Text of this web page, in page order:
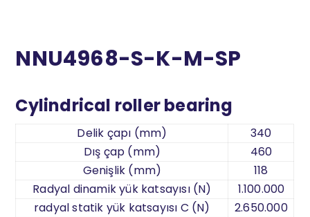
NNU4968-S-K-M-SP
Cylindrical roller bearing
Delik çapı (mm)
340
Dış çap (mm)
460
Genişlik (mm)
118
Radyal dinamik yük katsayısı (N)
1.100.000
radyal statik yük katsayısı C (N)
2.650.000